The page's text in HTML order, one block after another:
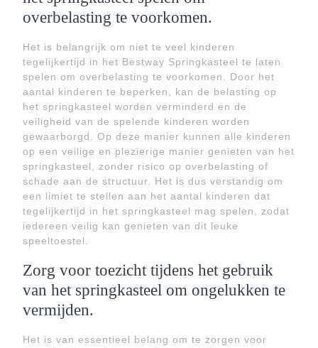
overbelasting te voorkomen.
Het is belangrijk om niet te veel kinderen
tegelijkertijd in het Bestway Springkasteel te laten
spelen om overbelasting te voorkomen. Door het
aantal kinderen te beperken, kan de belasting op
het springkasteel worden verminderd en de
veiligheid van de spelende kinderen worden
gewaarborgd. Op deze manier kunnen alle kinderen
op een veilige en plezierige manier genieten van het
springkasteel, zonder risico op overbelasting of
schade aan de structuur. Het is dus verstandig om
een limiet te stellen aan het aantal kinderen dat
tegelijkertijd in het springkasteel mag spelen, zodat
iedereen veilig kan genieten van dit leuke
speeltoestel.
Zorg voor toezicht tijdens het gebruik
van het springkasteel om ongelukken te
vermijden.
Het is van essentieel belang om te zorgen voor